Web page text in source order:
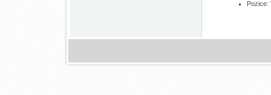
Pozice: